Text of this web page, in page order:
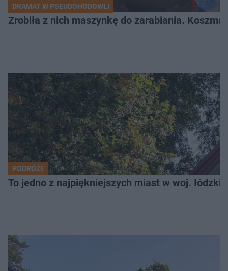
DRAMAT W PSEUDOHODOWLI
Zrobiła z nich maszynkę do zarabiania.
PODRÓŻE
To jedno z najpiękniejszych miast w woj.